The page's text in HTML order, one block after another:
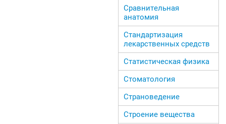
Сравнительная
анатомия
Стандартизация
лекарственных средств
Статистическая физика
Стоматология
Страноведение
Строение вещества